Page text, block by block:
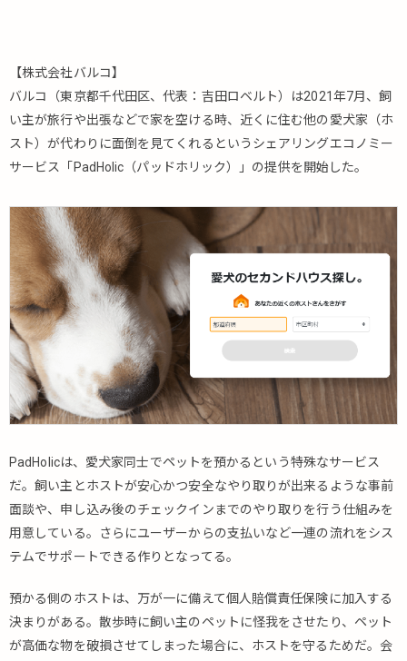
【株式会社バルコ】
バルコ（東京都千代田区、代表：吉田ロベルト）は2021年7月、飼
い主が旅行や出張などで家を空ける時、近くに住む他の愛犬家（ホ
スト）が代わりに面倒を見てくれるというシェアリングエコノミー
サービス「PadHolic（パッドホリック）」の提供を開始した。
PadHolicは、愛犬家同士でペットを預かるという特殊なサービス
だ。飼い主とホストが安心かつ安全なやり取りが出来るような事前
面談や、申し込み後のチェックインまでのやり取りを行う仕組みを
用意している。さらにユーザーからの支払いなど一連の流れをシス
テムでサポートできる作りとなってる。
預かる側のホストは、万が一に備えて個人賠償責任保険に加入する
決まりがある。散歩時に飼い主のペットに怪我をさせたり、ペット
が高価な物を破損させてしまった場合に、ホストを守るためだ。会